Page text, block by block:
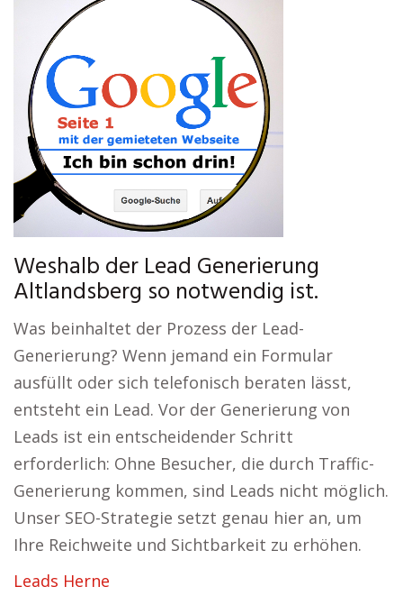
Weshalb der Lead Generierung
Altlandsberg so notwendig ist.
Was beinhaltet der Prozess der Lead-
Generierung? Wenn jemand ein Formular
ausfüllt oder sich telefonisch beraten lässt,
entsteht ein Lead. Vor der Generierung von
Leads ist ein entscheidender Schritt
erforderlich: Ohne Besucher, die durch Traffic-
Generierung kommen, sind Leads nicht möglich.
Unser SEO-Strategie setzt genau hier an, um
Ihre Reichweite und Sichtbarkeit zu erhöhen.
Leads Herne